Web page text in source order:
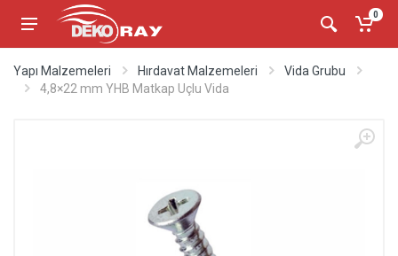
0
Yapı Malzemeleri Hırdavat Malzemeleri
Vida Grubu
4,8×22 mm YHB Matkap Uçlu Vida